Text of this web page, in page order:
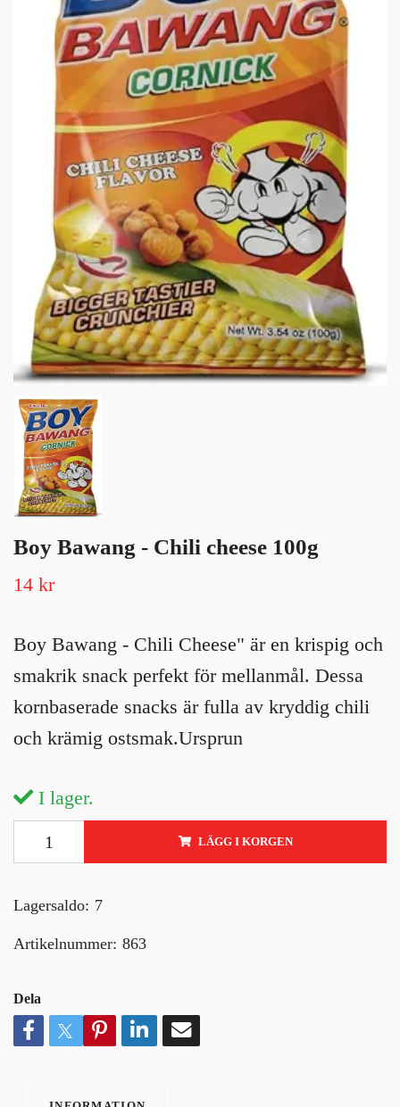
Boy Bawang - Chili cheese 100g
14 kr
Boy Bawang - Chili Cheese" är en krispig och
smakrik snack perfekt för mellanmål. Dessa
kornbaserade snacks är fulla av kryddig chili
och krämig ostsmak.Ursprun
I lager.
LÄGG I KORGEN
Lagersaldo: 7
Artikelnummer: 863
Dela